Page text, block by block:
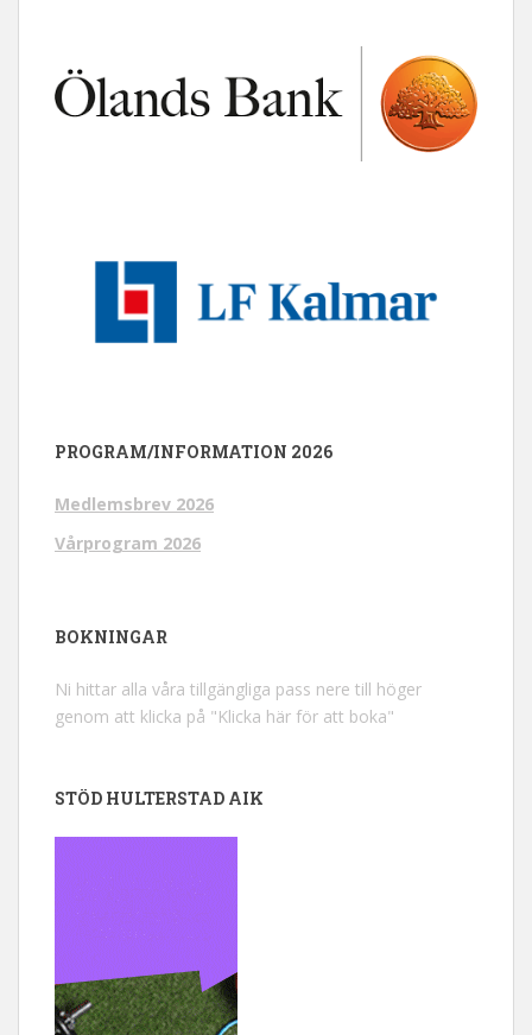
PROGRAM/INFORMATION 2026
Medlemsbrev 2026
Vårprogram 2026
BOKNINGAR
Ni hittar alla våra tillgängliga pass nere till höger
genom att klicka på "Klicka här för att boka"
STÖD HULTERSTAD AIK